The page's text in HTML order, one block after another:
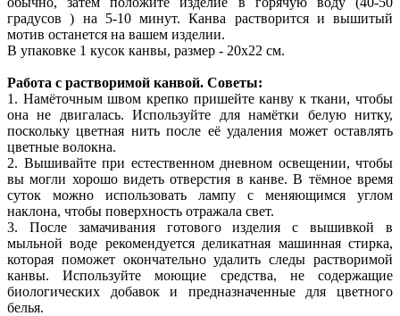
градусов ) на 5-10 минут. Канва растворится и вышитый
мотив останется на вашем изделии.
В упаковке 1 кусок канвы, размер - 20х22 см.
Работа с растворимой канвой. Советы:
1. Намёточным швом крепко пришейте канву к ткани, чтобы
она не двигалась. Используйте для намётки белую нитку,
поскольку цветная нить после её удаления может оставлять
цветные волокна.
2. Вышивайте при естественном дневном освещении, чтобы
вы могли хорошо видеть отверстия в канве. В тёмное время
суток можно использовать лампу с меняющимся углом
наклона, чтобы поверхность отражала свет.
3. После замачивания готового изделия с вышивкой в
мыльной воде рекомендуется деликатная машинная стирка,
которая поможет окончательно удалить следы растворимой
канвы. Используйте моющие средства, не содержащие
биологических добавок и предназначенные для цветного
белья.